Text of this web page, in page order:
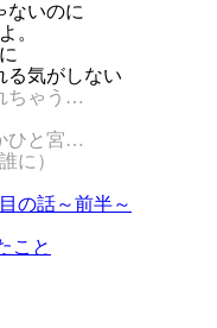
ないのに
。
る気がしない
ちゃう…
ひと宮…
に）
の話～前半～
こと